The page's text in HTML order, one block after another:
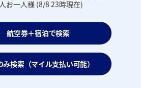
お一人様 (8/8 23時現在)
航空券＋宿泊で検索
み検索（マイル支払い可能）